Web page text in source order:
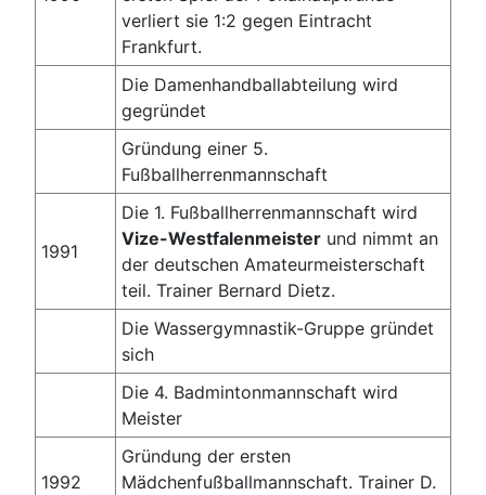
verliert sie 1:2 gegen Eintracht
Frankfurt.
Die Damenhandballabteilung wird
gegründet
Gründung einer 5.
Fußballherrenmannschaft
1991
Die 1. Fußballherrenmannschaft wird
Vize-Westfalenmeister und nimmt an
der deutschen Amateurmeisterschaft
teil. Trainer Bernard Dietz.
Die Wassergymnastik-Gruppe gründet
sich
Die 4. Badmintonmannschaft wird
Meister
1992
Gründung der ersten
Mädchenfußballmannschaft. Trainer D.